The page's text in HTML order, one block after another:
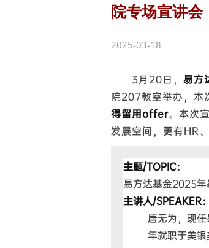
院专场宣讲会
2025-03-18
3月20日，易方
院207教室举办，本
得留用offer。本次
发展空间，更有HR
主题/TOPIC：
易方达基金2025
主讲人/SPEAKER：
唐无为，现
年就职于美